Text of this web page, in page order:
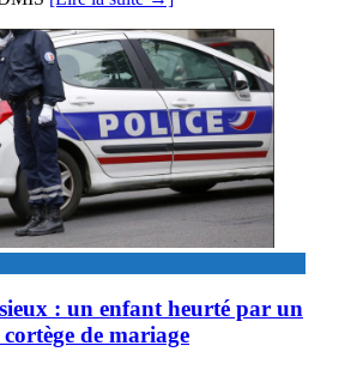
: un enfant heurté par un
de mariage